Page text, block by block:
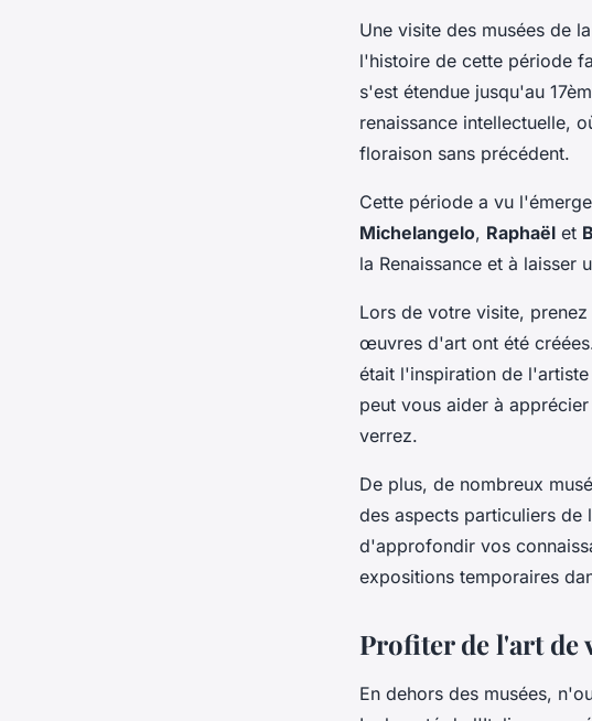
Une visite des musées de
l'histoire de cette période
s'est étendue jusqu'au
renaissance intellectuelle,
floraison sans précédent.
Cette période a vu
Michelangelo, Raphaël et
la Renaissance et à laisser
Lors de votre visite,
œuvres d'art ont été
était l'inspiration de
peut vous aider à
verrez.
De plus, de nombreux
des aspects particuliers de
d'approfondir vos
expositions temporaires
Profiter de l'art de
En dehors des musées,